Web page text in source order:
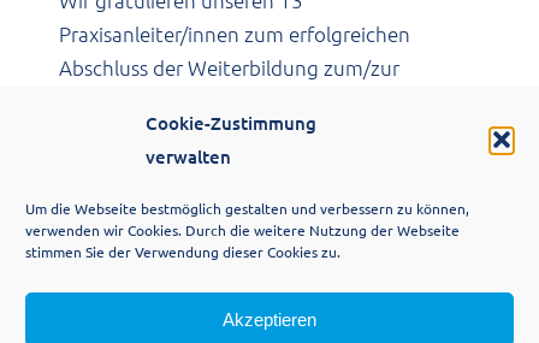
Cookie-Zustimmung
verwalten
Um die Webseite bestmöglich gestalten und verbessern zu können,
verwenden wir Cookies. Durch die weitere Nutzung der Webseite
stimmen Sie der Verwendung dieser Cookies zu.
Akzeptieren
Praxisanleiter/innen zum erfolgreichen
Abschluss der Weiterbildung zum/zur